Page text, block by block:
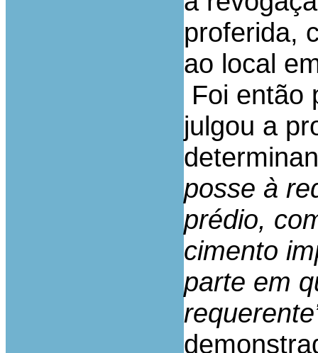
proferida,
ao local
Foi então
julgou a
posse à
prédio,
cimento
parte em